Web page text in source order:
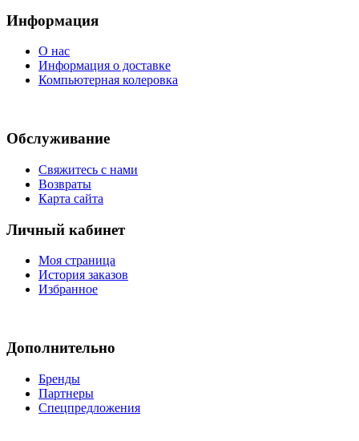
Информация
О нас
Информация о доставке
Компьютерная колеровка
Обслуживание
Свяжитесь с нами
Возвраты
Карта сайта
Личный кабинет
Моя страница
История заказов
Избранное
Дополнительно
Бренды
Партнеры
Спецпредложения